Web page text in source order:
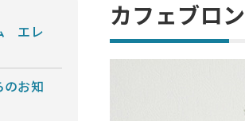
カフェブロン
エレ
のお知